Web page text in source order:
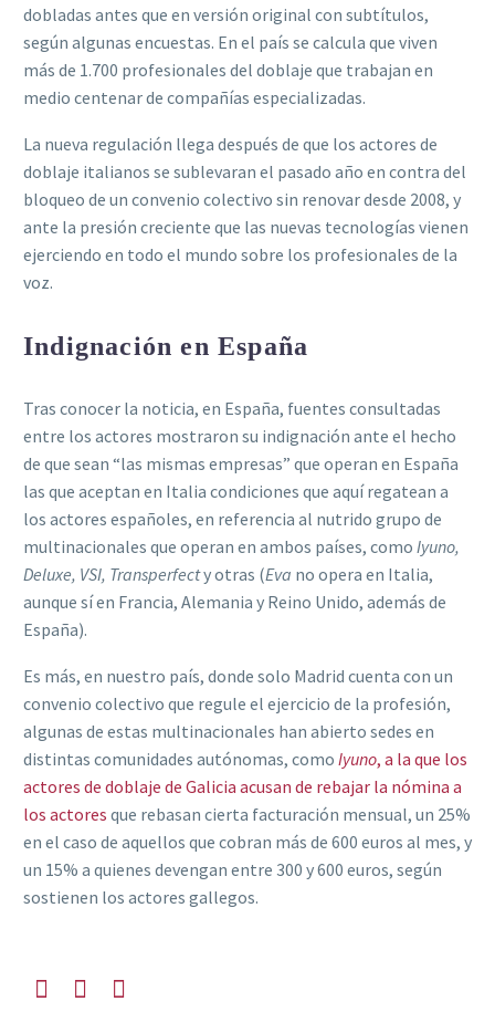
dobladas antes que en versión original con subtítulos,
según algunas encuestas. En el país se calcula que viven
más de 1.700 profesionales del doblaje que trabajan en
medio centenar de compañías especializadas.
La nueva regulación llega después de que los actores de
doblaje italianos se sublevaran el pasado año en contra del
bloqueo de un convenio colectivo sin renovar desde 2008, y
ante la presión creciente que las nuevas tecnologías vienen
ejerciendo en todo el mundo sobre los profesionales de la
voz.
Indignación en España
Tras conocer la noticia, en España, fuentes consultadas
entre los actores mostraron su indignación ante el hecho
de que sean “las mismas empresas” que operan en España
las que aceptan en Italia condiciones que aquí regatean a
los actores españoles, en referencia al nutrido grupo de
multinacionales que operan en ambos países, como Iyuno,
Deluxe, VSI, Transperfecty otras (Eva no opera en Italia,
aunque sí en Francia, Alemania y Reino Unido, además de
España).
Es más, en nuestro país, donde solo Madrid cuenta con un
convenio colectivo que regule el ejercicio de la profesión,
algunas de estas multinacionales han abierto sedes en
distintas comunidades autónomas, como Iyuno, a la que los
actores de doblaje de Galicia acusan de rebajar la nómina a
los actores que rebasan cierta facturación mensual, un 25%
en el caso de aquellos que cobran más de 600 euros al mes, y
un 15% a quienes devengan entre 300 y 600 euros, según
sostienen los actores gallegos.